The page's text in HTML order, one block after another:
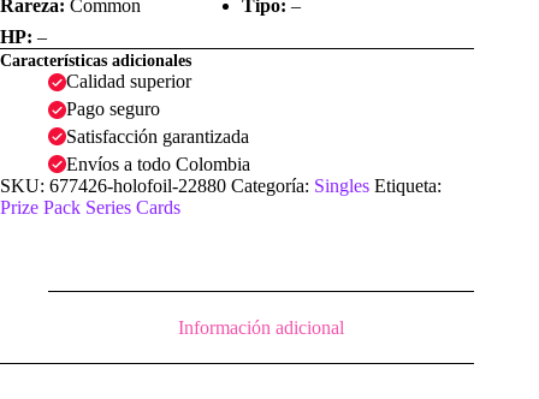
Rareza: Common Tipo: –
HP: –
Características adicionales
Calidad superior
Pago seguro
Satisfacción garantizada
Envíos a todo Colombia
SKU: 677426-holofoil-22880 Categoría: Singles Etiqueta:
Prize Pack Series Cards
Información adicional